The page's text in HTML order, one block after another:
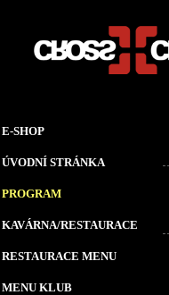
E-SHOP
ÚVODNÍ STRÁNKA
PROGRAM
KAVÁRNA/RESTAURACE
RESTAURACE MENU
MENU KLUB